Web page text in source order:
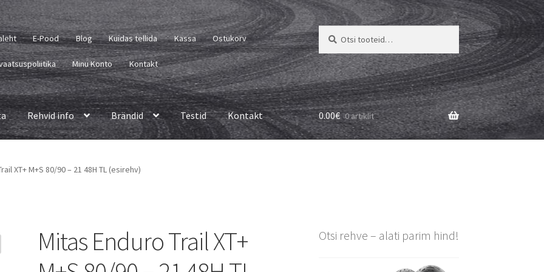
E-Pood Blog Kuidas tellida Kassa Ostukorv
Minu Konto Kontakt
Otsi:
Otsi
Rehvid info Brändid Testid Kontakt 0.00€ 0 artiklit
XT+ M+S 80/90 – 21 48H TL (esirehv)
Mitas Enduro Trail XT+
Otsi rehve – alati parim hind!